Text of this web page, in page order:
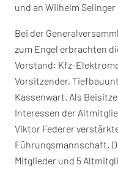
und an Wilhelm
Bei der
zum Engel erbrachten
Vorstand: Kfz-
Vorsitzender,
Kassenwart. Als
Interessen der
Viktor Federer
Führungsmannschaft.
Mitglieder und 5